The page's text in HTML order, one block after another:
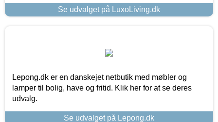
Se udvalget på LuxoLiving.dk
Lepong.dk er en danskejet netbutik med møbler og
lamper til bolig, have og fritid. Klik her for at se deres
udvalg.
Se udvalget på Lepong.dk